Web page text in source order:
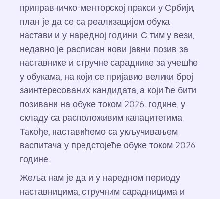
приправничко-менторској пракси у Србији,
план је да се са реализацијом обука
настави и у наредној години. С тим у вези,
недавно је расписан нови јавни позив за
наставнике и стручне сараднике за учешће
у обукама, на који се пријавио велики број
заинтересованих кандидата, а који ће бити
позивани на обуке током 2026. године, у
складу са расположивим капацитетима.
Такође, наставићемо са укључивањем
васпитача у предстојеће обуке током 2026
године.
Жеља нам је да и у наредном периоду
наставницима, стручним сарадницима и